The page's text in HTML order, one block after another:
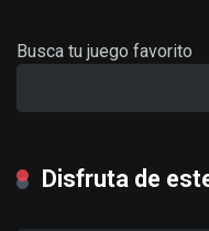
Busca tu juego favorito
Disfruta de